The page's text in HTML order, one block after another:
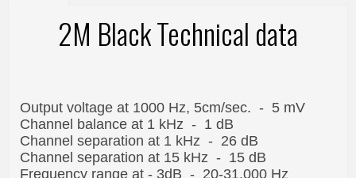
2M Black Technical data
Output voltage at 1000 Hz, 5cm/sec. - 5 mV
Channel balance at 1 kHz - 1 dB
Channel separation at 1 kHz - 26 dB
Channel separation at 15 kHz - 15 dB
Frequency range at - 3dB - 20-31.000 Hz